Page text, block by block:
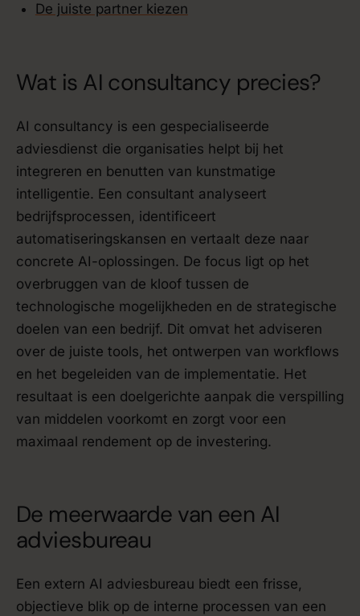
De juiste partner kiezen
Wat is AI consultancy precies?
AI consultancy is een gespecialiseerde
adviesdienst die organisaties helpt bij het
integreren en benutten van kunstmatige
intelligentie. Een consultant analyseert
bedrijfsprocessen, identificeert
automatiseringskansen en vertaalt deze naar
concrete AI-oplossingen. De focus ligt op het
overbruggen van de kloof tussen de
technologische mogelijkheden en de strategische
doelen van een bedrijf. Dit omvat het adviseren
over de juiste tools, het ontwerpen van workflows
en het begeleiden van de implementatie. Het
resultaat is een doelgerichte aanpak die verspilling
van middelen voorkomt en zorgt voor een
maximaal rendement op de investering.
De meerwaarde van een AI
adviesbureau
Een extern AI adviesbureau biedt een frisse,
objectieve blik op de interne processen van een